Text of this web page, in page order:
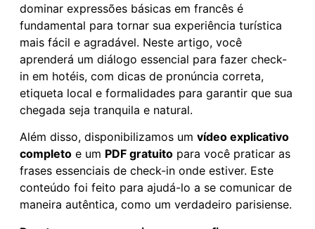
dominar expressões básicas em francês é
fundamental para tornar sua experiência turística
mais fácil e agradável. Neste artigo, você
aprenderá um diálogo essencial para fazer check-
in em hotéis, com dicas de pronúncia correta,
etiqueta local e formalidades para garantir que sua
chegada seja tranquila e natural.
Além disso, disponibilizamos um vídeo explicativo
completo e um PDF gratuito para você praticar as
frases essenciais de check-in onde estiver. Este
conteúdo foi feito para ajudá-lo a se comunicar de
maneira autêntica, como um verdadeiro parisiense.